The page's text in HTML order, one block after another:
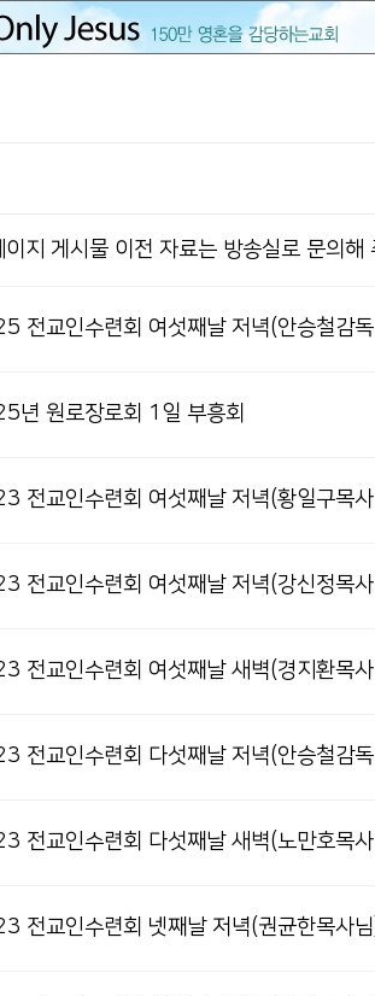
이지 게시물 이전 자료는 방송실로 문의해
전교인수련회 여섯째날 저녁(안승철감
년 원로장로회 1일 부흥회
전교인수련회 여섯째날 저녁(황일구목
전교인수련회 여섯째날 저녁(강신정목
전교인수련회 여섯째날 새벽(경지환목
전교인수련회 다섯째날 저녁(안승철감
전교인수련회 다섯째날 새벽(노만호목
전교인수련회 넷째날 저녁(권균한목사